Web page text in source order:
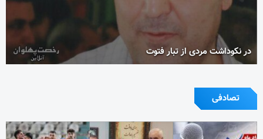
در نکوداشت مردی از تبار فتوت
تصادفی